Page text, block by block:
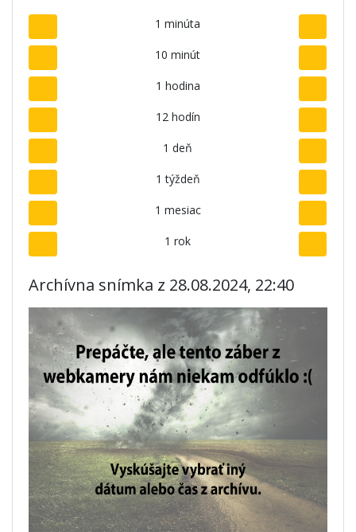
1 minúta
10 minút
1 hodina
12 hodín
1 deň
1 týždeň
1 mesiac
1 rok
Archívna snímka z 28.08.2024, 22:40